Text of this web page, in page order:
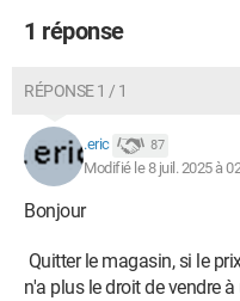
1 réponse
RÉPONSE 1 / 1
.eric 87
Modifié le 8 juil. 2025 à
Bonjour
Quitter le magasin, si le
n'a plus le droit de vendre